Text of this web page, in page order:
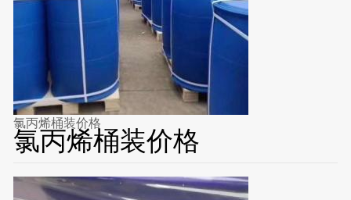
氯丙烯桶装价格
氯丙烯桶装价格